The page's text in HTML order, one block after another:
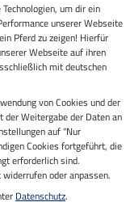
Vorkasse
um dir ein
unserer Webseite
Pferd zu zeigen! Hierfür
Webseite auf ihren
mit deutschen
von Cookies und der
Weitergabe der Daten an
auf "Nur
Cookies fortgeführt, die
erforderlich sind.
oder anpassen.
Datenschutz.